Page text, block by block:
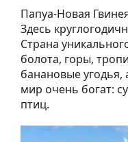
Папуа-Новая
Здесь
Страна
болота, горы,
банановые угодья,
мир очень богат:
птиц.